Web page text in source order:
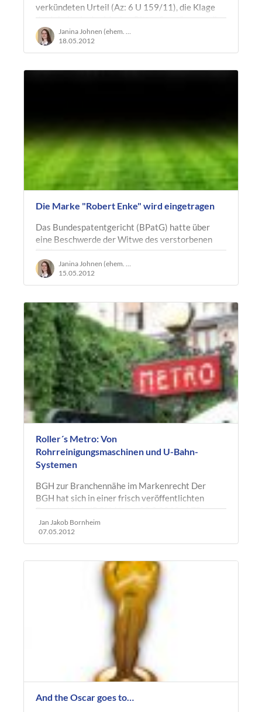
verkündeten Urteil (Az: 6 U 159/11), die Klage
der Inhaberin der Marke „Ritter Sport“ gegen die
Kraft Foods Deutschland GmbH…
18.05.2012
Die Marke "Robert Enke" wird eingetragen
Das Bundespatentgericht (BPatG) hatte über
eine Beschwerde der Witwe des verstorbenen
Fußballspielers Robert Enke zu entscheiden.
(Quelle: Pressemitteilung des BPatG v.…
Janina Johnen (ehem. Ruland)
15.05.2012
Roller´s Metro: Von
Rohrreinigungsmaschinen und U-Bahn-
Systemen
BGH zur Branchennähe im Markenrecht Der
BGH hat sich in einer frisch veröffentlichten
Entscheidung (BGH, Urt. v. 22.3.2012 - I ZR
55/10, Metro/Roller's Metro) dazu…
Jan Jakob Bornheim
07.05.2012
And the Oscar goes to…